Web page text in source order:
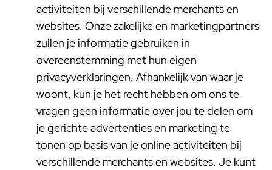
activiteiten bij verschillende merchants en
websites. Onze zakelijke en marketingpartners
zullen je informatie gebruiken in
overeenstemming met hun eigen
privacyverklaringen. Afhankelijk van waar je
woont, kun je het recht hebben om ons te
vragen geen informatie over jou te delen om
je gerichte advertenties en marketing te
tonen op basis van je online activiteiten bij
verschillende merchants en websites. Je kunt